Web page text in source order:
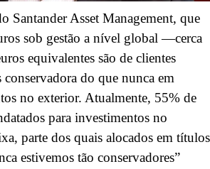
Santander Asset Management, que
sob gestão a nível global —cerca
equivalentes são de clientes
conservadora do que nunca em
no exterior. Atualmente, 55% de
para investimentos no
parte dos quais alocados em títulos
estivemos tão conservadores”